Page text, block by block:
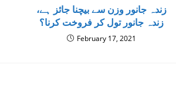
زندہ جانور وزن سے بیچنا جائز ہے،
زندہ جانور تول کر فروخت کرنا؟
February 17, 2021